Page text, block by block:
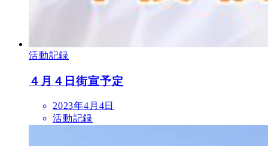
活動記録
４月４日街宣予定
2023年4月4日
活動記録